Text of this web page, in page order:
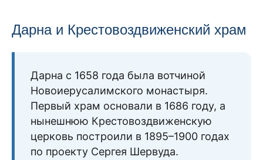
Дарна и Крестовоздвиженский храм
Дарна с 1658 года была вотчиной
Новоиерусалимского монастыря.
Первый храм основали в 1686 году, а
нынешнюю Крестовоздвиженскую
церковь построили в 1895–1900 годах
по проекту Сергея Шервуда.